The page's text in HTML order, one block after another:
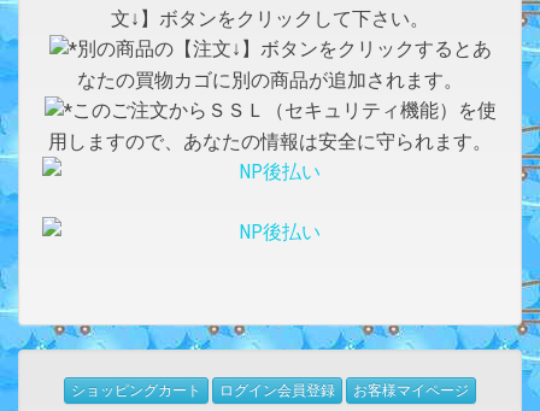
文↓】ボタンをクリックして下さい。
別の商品の【注文↓】ボタンをクリックするとあ
なたの買物カゴに別の商品が追加されます。
このご注文からＳＳＬ（セキュリティ機能）を使
用しますので、あなたの情報は安全に守られます。
ショッピングカート ログイン会員登録 お客様マイページ